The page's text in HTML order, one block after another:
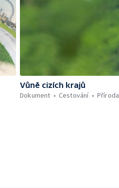
Vůně cizích krajů
Dokument
Cestování Příroda